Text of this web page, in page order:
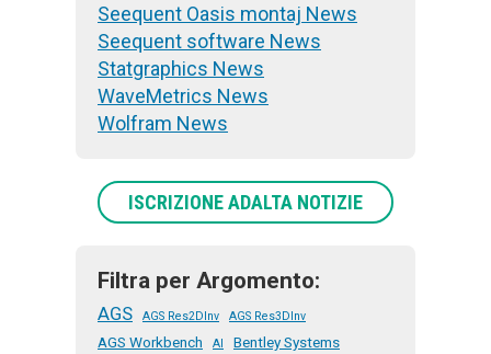
Seequent Oasis montaj News
Seequent software News
Statgraphics News
WaveMetrics News
Wolfram News
ISCRIZIONE ADALTA NOTIZIE
Filtra per Argomento:
AGS AGS Res2DInv AGS Res3DInv
AGS Workbench AI Bentley Systems